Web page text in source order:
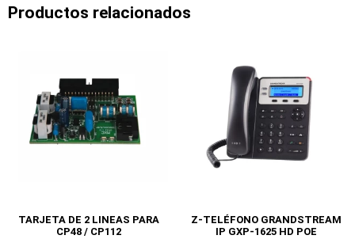
Productos relacionados
TARJETA DE 2 LINEAS PARA
CP48 / CP112
Z-TELÉFONO GRANDSTREAM
IP GXP-1625 HD POE